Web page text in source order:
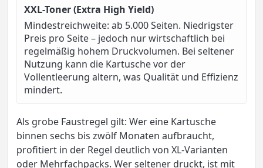
XXL-Toner (Extra High Yield)
Mindestreichweite: ab 5.000 Seiten. Niedrigster
Preis pro Seite – jedoch nur wirtschaftlich bei
regelmäßig hohem Druckvolumen. Bei seltener
Nutzung kann die Kartusche vor der
Vollentleerung altern, was Qualität und Effizienz
mindert.
Als grobe Faustregel gilt: Wer eine Kartusche
binnen sechs bis zwölf Monaten aufbraucht,
profitiert in der Regel deutlich von XL-Varianten
oder Mehrfachpacks. Wer seltener druckt, ist mit